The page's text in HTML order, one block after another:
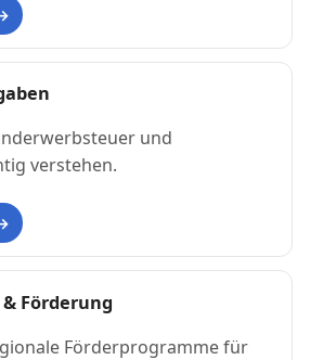
und
verstehen.
Förderung
Förderprogramme für